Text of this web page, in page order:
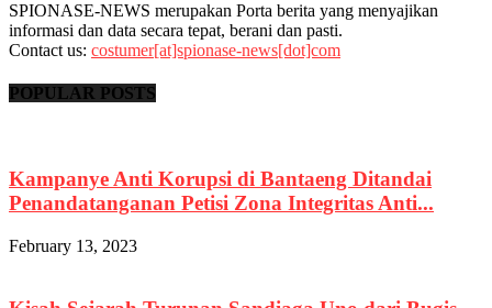
SPIONASE-NEWS merupakan Porta berita yang menyajikan
informasi dan data secara tepat, berani dan pasti.
Contact us: costumer[at]spionase-news[dot]com
POPULAR POSTS
Kampanye Anti Korupsi di Bantaeng Ditandai
Penandatanganan Petisi Zona Integritas Anti...
February 13, 2023